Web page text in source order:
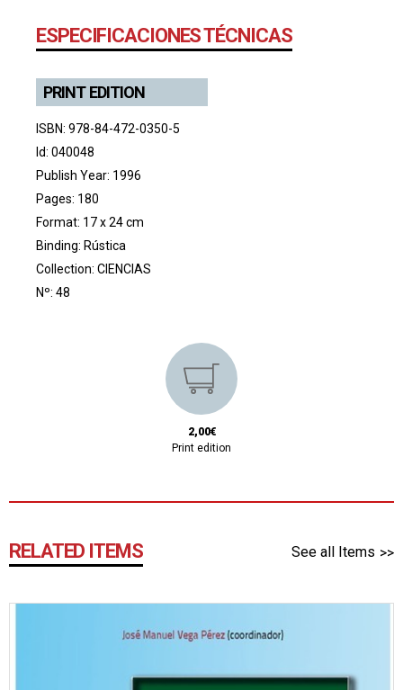
ESPECIFICACIONES TÉCNICAS
PRINT EDITION
ISBN: 978-84-472-0350-5
Id: 040048
Publish Year: 1996
Pages: 180
Format: 17 x 24 cm
Binding: Rústica
Collection: CIENCIAS
Nº: 48
2,00€
Print edition
RELATED ITEMS See all Items